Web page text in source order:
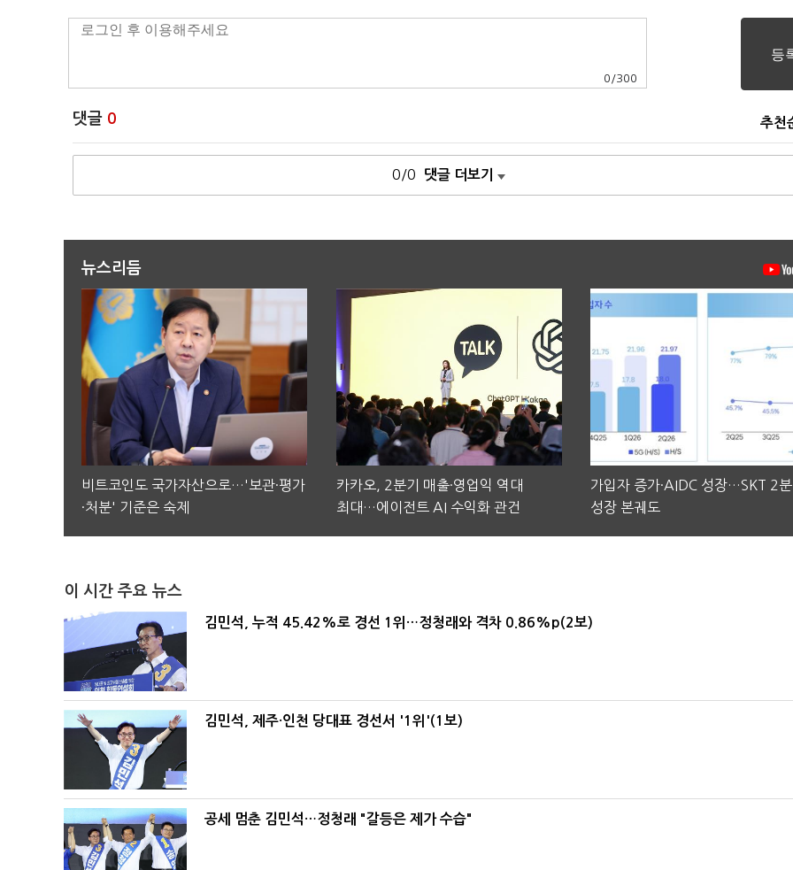
0 /300
댓글 0 추천
0/0 댓글 더보기
뉴스리듬
비트코인도 국가자산으로…'보관·평가
·처분' 기준은 숙제
카카오, 2분기 매출·영업익 역대
최대…에이전트 AI 수익화 관건
가입자 증가·AIDC 성장…SKT 2
성장 본궤도
이 시간 주요 뉴스
김민석, 누적 45.42%로 경선 1위…정청래와 격차 0.86%p(2보)
김민석, 제주·인천 당대표 경선서 '1위'(1보)
공세 멈춘 김민석…정청래 "갈등은 제가 수습"